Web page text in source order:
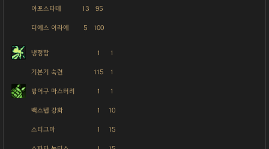
아포스타테 13 95
디에스 이라에 5 100
냉정함 1 1
기본기 숙련 115 1
방어구 마스터리 1 1
백스텝 강화 1 10
스티그마 1 15